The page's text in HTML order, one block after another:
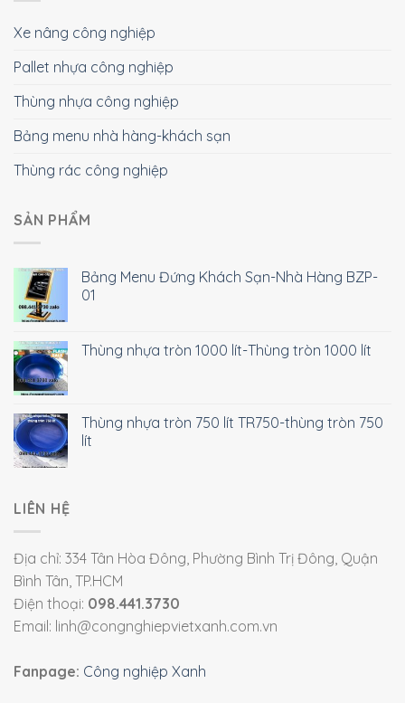
Xe nâng công nghiệp
Pallet nhựa công nghiệp
Thùng nhựa công nghiệp
Bảng menu nhà hàng-khách sạn
Thùng rác công nghiệp
SẢN PHẨM
Bảng Menu Đứng Khách Sạn-Nhà Hàng BZP-
01
Thùng nhựa tròn 1000 lít-Thùng tròn 1000 lít
Thùng nhựa tròn 750 lít TR750-thùng tròn 750
lít
LIÊN HỆ
Địa chỉ: 334 Tân Hòa Đông, Phường Bình Trị Đông, Quận
Bình Tân, TP.HCM
Điện thoại: 098.441.3730
Email: linh@congnghiepvietxanh.com.vn
Fanpage: Công nghiệp Xanh